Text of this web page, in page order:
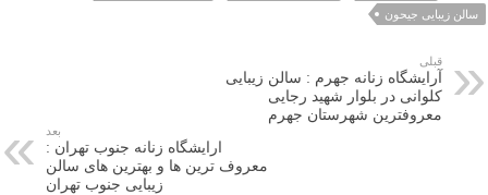
سالن زیبایی جیحون
قبلی
آرایشگاه زنانه جهرم : سالن زیبایی
کلوانی در بلوار شهید رجایی
معروفترین شهرستان جهرم
بعد
ارایشگاه زنانه جنوب تهران :
معروف ترین ها و بهترین های سالن
زیبایی جنوب تهران